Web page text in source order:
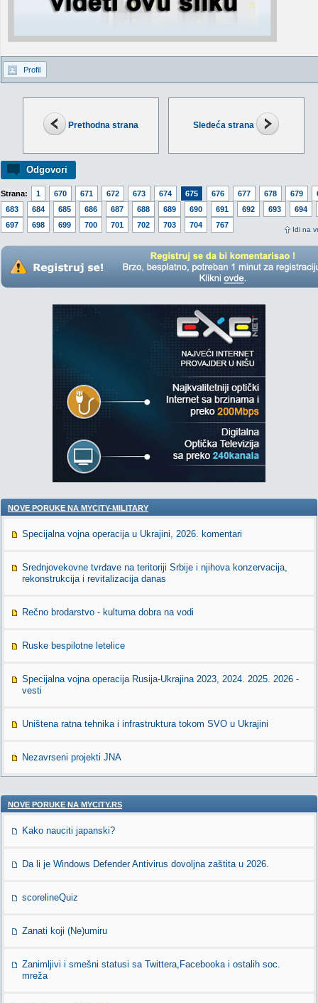
Prethodna strana Sledeća strana
Odgovori
Strana: 1 670 671 672 673 674 675 676 677 678 679
683
684 685 686 687 688 689 690 691 692 693
694
697
698 699 700 701 702 703 704 767
Idi na
Profil
NOVE PORUKE NA MYCITY-MILITARY
Specijalna vojna operacija u Ukrajini, 2026. komentari
Srednjovekovne tvrđave na teritoriji Srbije i njihova konzervacija,
rekonstrukcija i revitalizacija danas
Rečno brodarstvo - kulturna dobra na vodi
Ruske bespilotne letelice
Specijalna vojna operacija Rusija-Ukrajina 2023, 2024. 2025. 2026 -
vesti
Uništena ratna tehnika i infrastruktura tokom SVO u Ukrajini
Nezavrseni projekti JNA
NOVE PORUKE NA MYCITY.RS
Kako nauciti japanski?
Da li je Windows Defender Antivirus dovoljna zaštita u 2026.
scorelineQuiz
Zanati koji (Ne)umiru
Zanimljivi i smešni statusi sa Twittera,Facebooka i ostalih soc.
mreža